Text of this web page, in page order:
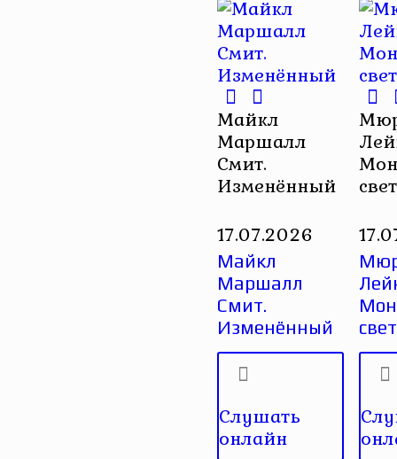
Майкл
Маршалл
Смит.
Изменённый
17.07.2026
Майкл
Маршалл
Смит.
Изменённый
Слушать
онлайн